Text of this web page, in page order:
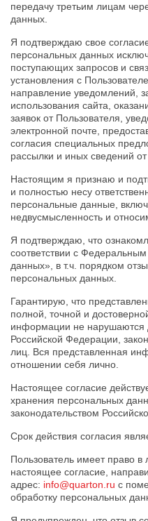
передачу третьим лицам
данных.
Я подтверждаю свое
персональных данных
поступающих запросов и
установления с
направление уведомлений,
использования сайта,
заявок от Пользователя,
электронной почте,
согласия специальных
рассылки и иных сведений
Настоящим я признаю и
и полностью несу
персональные данные,
недвусмысленность и
Я подтверждаю, что
соответствии с
данных», в т.ч. порядком
персональных данных.
Гарантирую, что
полной, точной и
информации не нарушаются
Российской Федерации,
лиц. Вся представленная
отношении себя лично.
Настоящее согласие
хранения персональных
законодательством
Срок действия согласия
Пользователь имеет право
настоящее согласие,
адрес: info@quarton.ru с
обработку персональных